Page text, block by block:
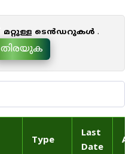
മറ്റുള്ള ടെൻഡറുകൾ .
തിരയുക
Type
Last
Date